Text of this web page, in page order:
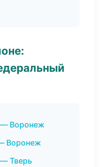
— Воронеж
Воронеж
Тверь